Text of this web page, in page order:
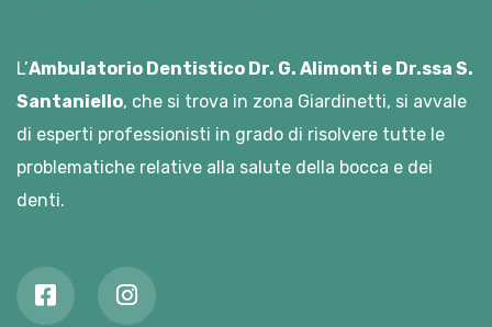
L’Ambulatorio Dentistico Dr. G. Alimonti e Dr.ssa S.
Santaniello, che si trova in zona Giardinetti, si avvale
di esperti professionisti in grado di risolvere tutte le
problematiche relative alla salute della bocca e dei
denti.